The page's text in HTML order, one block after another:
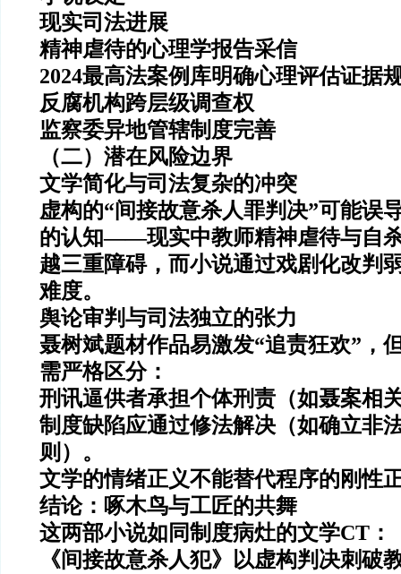
现实司法进展
精神虐待的心理学报告采信
2024最高法案例库明确心理评估证据
反腐机构跨层级调查权
监察委异地管辖制度完善
（二）潜在风险边界
文学简化与司法复杂的冲突
虚构的“间接故意杀人罪判决”可能误
的认知——现实中教师精神虐待与自
越三重障碍，而小说通过戏剧化改判
难度。
舆论审判与司法独立的张力
聂树斌题材作品易激发“追责狂欢”，
需严格区分：
刑讯逼供者承担个体刑责（如聂案相
制度缺陷应通过修法解决（如确立非
则）。
文学的情绪正义不能替代程序的刚性
结论：啄木鸟与工匠的共舞
这两部小说如同制度病灶的文学CT ：
《间接故意杀人犯》以虚构判决刺破